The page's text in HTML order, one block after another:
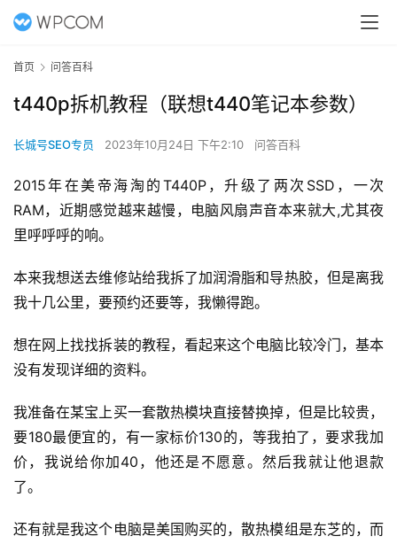
首页 问答百科
t440p拆机教程（联想t440笔记本参数）
长城号SEO专员 2023年10月24日 下午2:10 问答百科
2015年在美帝海淘的T440P，升级了两次SSD，一次
RAM，近期感觉越来越慢，电脑风扇声音本来就大,尤其夜
里呼呼呼的响。
本来我想送去维修站给我拆了加润滑脂和导热胶，但是离我
我十几公里，要预约还要等，我懒得跑。
想在网上找找拆装的教程，看起来这个电脑比较冷门，基本
没有发现详细的资料。
我准备在某宝上买一套散热模块直接替换掉，但是比较贵，
要180最便宜的，有一家标价130的，等我拍了，要求我加
价，我说给你加40，他还是不愿意。然后我就让他退款
了。
还有就是我这个电脑是美国购买的，散热模组是东芝的，而